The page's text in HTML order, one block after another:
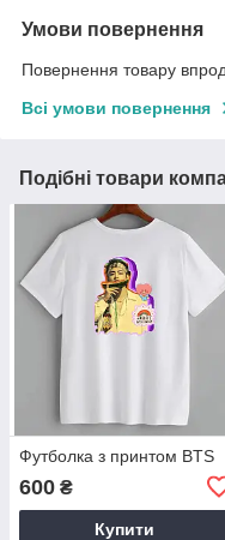
Умови повернення
Повернення товару
Всі умови повернення
Подібні товари
Футболка з принтом BTS
600 ₴
Купити